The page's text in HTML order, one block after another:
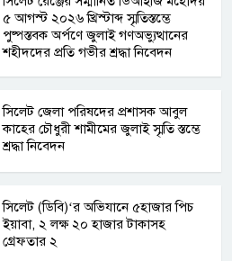
৫ আগস্ট ২০২৬ খ্রিস্টাব্দ স্মৃতিস্তম্ভে
পুষ্পস্তবক অর্পণে জুলাই গণঅভ্যুত্থানের
শহীদদের প্রতি গভীর শ্রদ্ধা নিবেদন
সিলেট জেলা পরিষদের প্রশাসক আবুল
কাহের চৌধুরী শামীমের জুলাই স্মৃতি স্তম্ভে
শ্রদ্ধা নিবেদন
সিলেট (ডিবি)‘র অভিযানে ৫হাজার পিচ
ইয়াবা, ২ লক্ষ ২০ হাজার টাকাসহ
গ্রেফতার ২